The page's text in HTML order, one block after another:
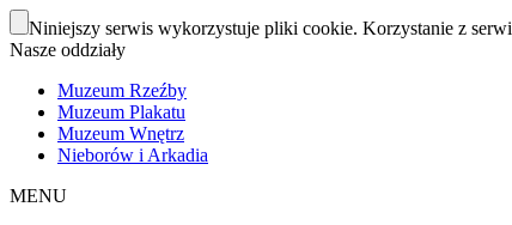
Niniejszy serwis wykorzystuje pliki cookie. Korzystanie z
Nasze oddziały
Muzeum Rzeźby
Muzeum Plakatu
Muzeum Wnętrz
Nieborów i Arkadia
MENU